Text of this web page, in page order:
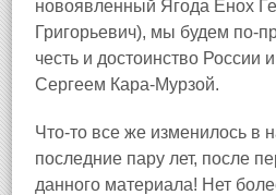
новоявленный Ягода Енох
Григорьевич), мы будем
честь и достоинство России
Сергеем Кара‑Мурзой.
Что‑то все же изменилось в
последние пару лет, после
данного материала! Нет